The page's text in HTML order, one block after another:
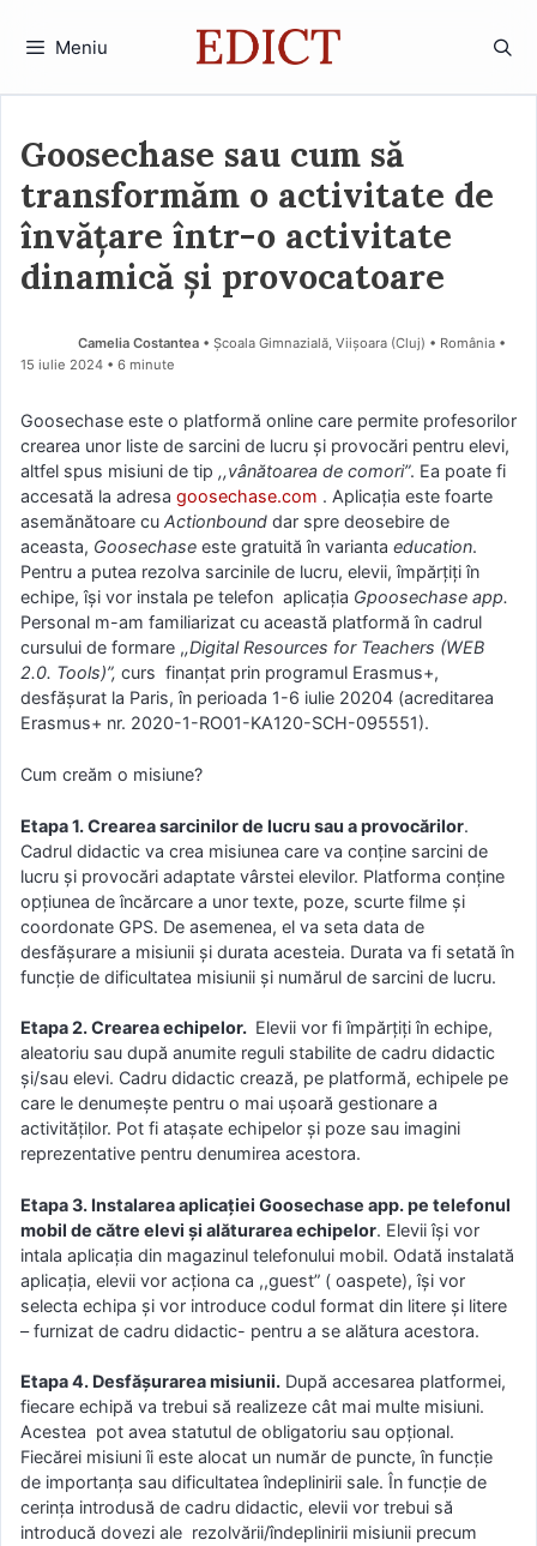
Meniu
Goosechase sau cum să
transformăm o activitate de
învățare într-o activitate
dinamică și provocatoare
Camelia Costantea • Școala Gimnazială, Viișoara (Cluj) • România
15 iulie 2024 • 6 minute
Goosechase este o platformă online care permite profesorilor
crearea unor liste de sarcini de lucru și provocări pentru elevi,
altfel spus misiuni de tip ,,vânătoarea de comori”. Ea poate fi
accesată la adresa goosechase.com . Aplicația este foarte
asemănătoare cu Actionbound dar spre deosebire de
aceasta, Goosechase este gratuită în varianta education.
Pentru a putea rezolva sarcinile de lucru, elevii, împărțiți în
echipe, își vor instala pe telefon aplicația Gpoosechase app.
Personal m-am familiarizat cu această platformă în cadrul
cursului de formare ,,Digital Resources for Teachers (WEB
2.0. Tools)”, curs finanțat prin programul Erasmus+,
desfășurat la Paris, în perioada 1-6 iulie 20204 (acreditarea
Erasmus+ nr. 2020-1-RO01-KA120-SCH-095551).
Cum creăm o misiune?
Etapa 1. Crearea sarcinilor de lucru sau a provocărilor.
Cadrul didactic va crea misiunea care va conține sarcini de
lucru și provocări adaptate vârstei elevilor. Platforma conține
opțiunea de încărcare a unor texte, poze, scurte filme și
coordonate GPS. De asemenea, el va seta data de
desfășurare a misiunii și durata acesteia. Durata va fi setată în
funcție de dificultatea misiunii și numărul de sarcini de lucru.
Etapa 2. Crearea echipelor. Elevii vor fi împărțiți în echipe,
aleatoriu sau după anumite reguli stabilite de cadru didactic
și/sau elevi. Cadru didactic crează, pe platformă, echipele pe
care le denumește pentru o mai ușoară gestionare a
activităților. Pot fi atașate echipelor și poze sau imagini
reprezentative pentru denumirea acestora.
Etapa 3. Instalarea aplicației Goosechase app. pe telefonul
mobil de către elevi și alăturarea echipelor. Elevii își vor
intala aplicația din magazinul telefonului mobil. Odată instalată
aplicația, elevii vor acționa ca ,,guest” ( oaspete), își vor
selecta echipa și vor introduce codul format din litere și litere
– furnizat de cadru didactic- pentru a se alătura acestora.
Etapa 4. Desfășurarea misiunii. După accesarea platformei,
fiecare echipă va trebui să realizeze cât mai multe misiuni.
Acestea pot avea statutul de obligatoriu sau opțional.
Fiecărei misiuni îi este alocat un număr de puncte, în funcție
de importanța sau dificultatea îndeplinirii sale. În funcție de
cerința introdusă de cadru didactic, elevii vor trebui să
introducă dovezi ale rezolvării/îndeplinirii misiunii precum